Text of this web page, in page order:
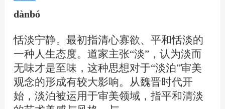
dànbó
恬淡宁静。最初指清心寡欲、平和恬淡的
一种人生态度。道家主张“淡”，认为淡而
无味才是至味，这种思想对于“淡泊”审美
观念的形成有较大影响。从魏晋时代开
始，淡泊被运用于审美领域，指平和清淡